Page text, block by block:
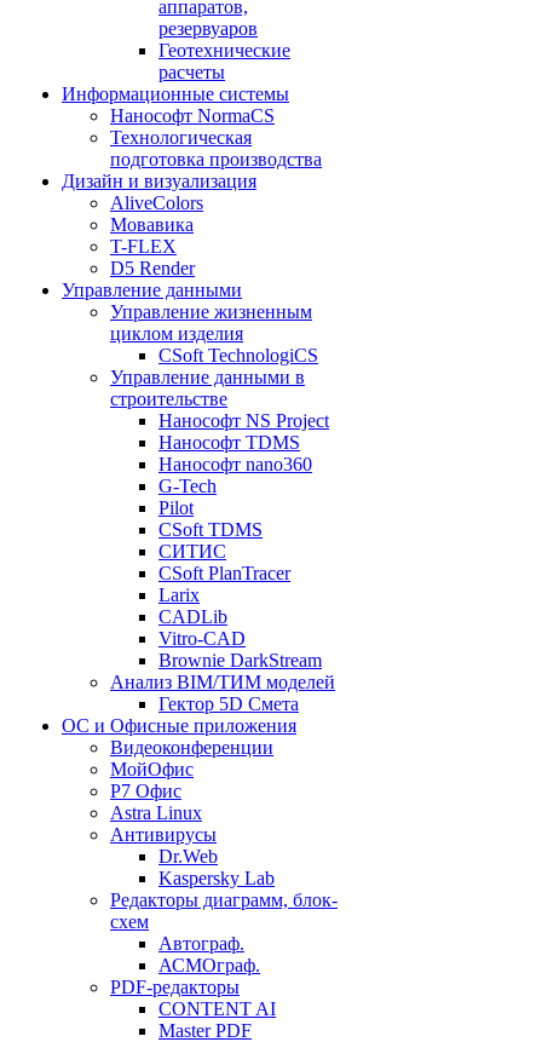
аппаратов,
резервуаров
Геотехнические
расчеты
Информационные системы
Нанософт NormaCS
Технологическая
подготовка производства
Дизайн и визуализация
AliveColors
Мовавика
T-FLEX
D5 Render
Управление данными
Управление жизненным
циклом изделия
CSoft TechnologiCS
Управление данными в
строительстве
Нанософт NS Project
Нанософт TDMS
Нанософт nano360
G-Tech
Pilot
CSoft TDMS
СИТИС
CSoft PlanTracer
Larix
CADLib
Vitro-CAD
Brownie DarkStream
Анализ BIM/ТИМ моделей
Гектор 5D Смета
ОС и Офисные приложения
Видеоконференции
МойОфис
P7 Офис
Astra Linux
Антивирусы
Dr.Web
Kaspersky Lab
Редакторы диаграмм, блок-
схем
Автограф.
АСМОграф.
PDF-редакторы
CONTENT AI
Master PDF